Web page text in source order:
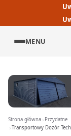
MENU
Strona główna
Przydatne
Transportowy Dozór